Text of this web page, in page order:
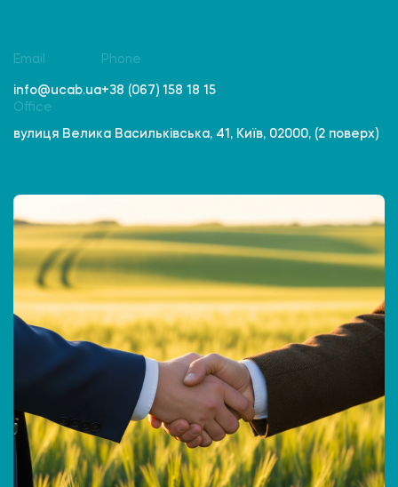
Email
info@ucab.ua
Phone
+38 (067) 158 18 15
Office
вулиця Велика Васильківська, 41, Київ, 02000, (2 поверх)